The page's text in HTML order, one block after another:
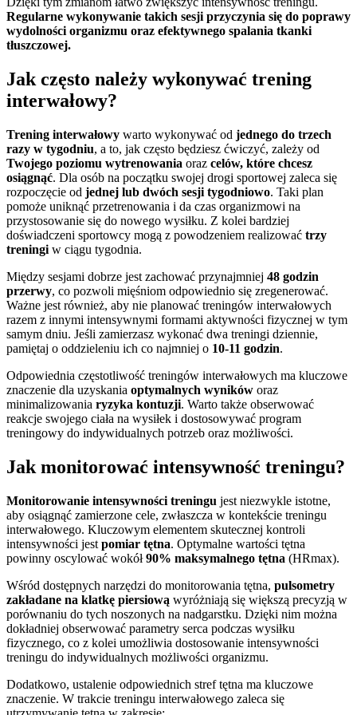
Regularne wykonywanie takich sesji przyczynia się do poprawy
wydolności organizmu oraz efektywnego spalania tkanki
tłuszczowej.
Jak często należy wykonywać trening
interwałowy?
Trening interwałowy warto wykonywać od jednego do trzech
razy w tygodniu, a to, jak często będziesz ćwiczyć, zależy od
Twojego poziomu wytrenowania oraz celów, które chcesz
osiągnąć. Dla osób na początku swojej drogi sportowej zaleca się
rozpoczęcie od jednej lub dwóch sesji tygodniowo. Taki plan
pomoże uniknąć przetrenowania i da czas organizmowi na
przystosowanie się do nowego wysiłku. Z kolei bardziej
doświadczeni sportowcy mogą z powodzeniem realizować trzy
treningi w ciągu tygodnia.
Między sesjami dobrze jest zachować przynajmniej 48 godzin
przerwy, co pozwoli mięśniom odpowiednio się zregenerować.
Ważne jest również, aby nie planować treningów interwałowych
razem z innymi intensywnymi formami aktywności fizycznej w tym
samym dniu. Jeśli zamierzasz wykonać dwa treningi dziennie,
pamiętaj o oddzieleniu ich co najmniej o 10-11 godzin.
Odpowiednia częstotliwość treningów interwałowych ma kluczowe
znaczenie dla uzyskania optymalnych wyników oraz
minimalizowania ryzyka kontuzji. Warto także obserwować
reakcje swojego ciała na wysiłek i dostosowywać program
treningowy do indywidualnych potrzeb oraz możliwości.
Jak monitorować intensywność treningu?
Monitorowanie intensywności treningu jest niezwykle istotne,
aby osiągnąć zamierzone cele, zwłaszcza w kontekście treningu
interwałowego. Kluczowym elementem skutecznej kontroli
intensywności jest pomiar tętna. Optymalne wartości tętna
powinny oscylować wokół90% maksymalnego tętna (HRmax).
Wśród dostępnych narzędzi do monitorowania tętna, pulsometry
zakładane na klatkę piersiową wyróżniają się większą precyzją w
porównaniu do tych noszonych na nadgarstku. Dzięki nim można
dokładniej obserwować parametry serca podczas wysiłku
fizycznego, co z kolei umożliwia dostosowanie intensywności
treningu do indywidualnych możliwości organizmu.
Dodatkowo, ustalenie odpowiednich stref tętna ma kluczowe
znaczenie. W trakcie treningu interwałowego zaleca się